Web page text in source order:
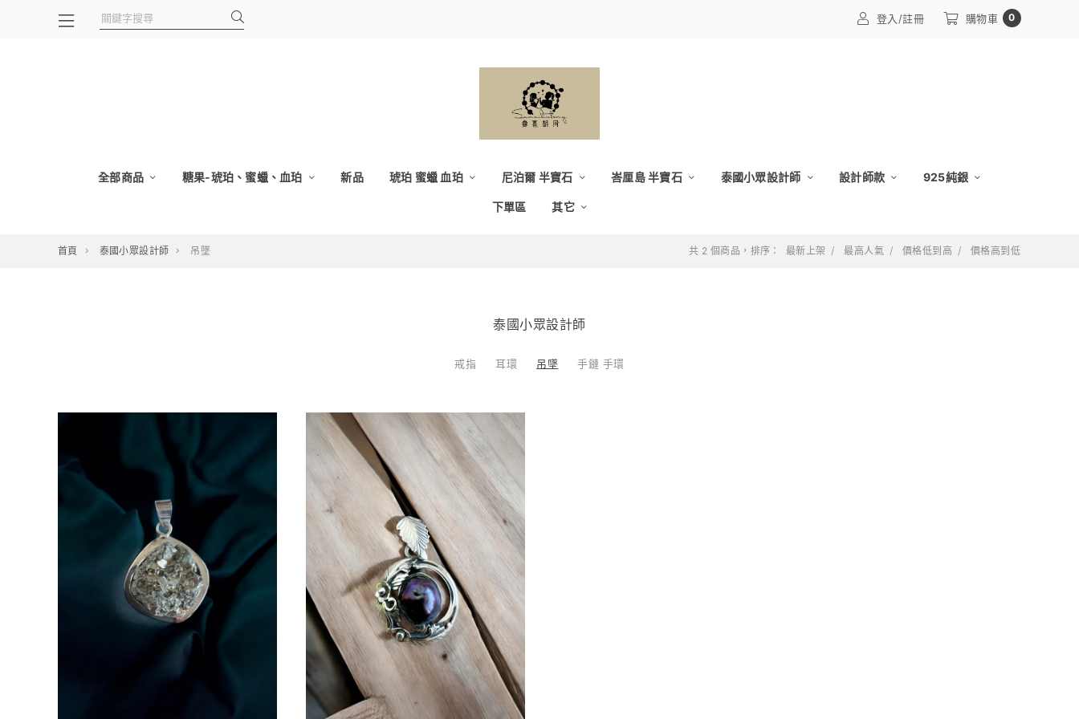
登入/註冊 購物車 0
全部商品 糖果-琥珀、蜜蠟、血珀 新品 琥珀 蜜蠟 血珀 尼泊爾 半寶石 峇厘島 半寶石 泰國小眾設計師 設計師款 925純銀
下單區 其它
首頁 泰國小眾設計師 吊墜 共 2 個商品，排序： 最新上架 最高人氣 價格低到高 價格高到低
泰國小眾設計師
戒指 耳環 吊墜 手鏈 手環